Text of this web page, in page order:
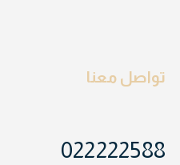
تواصل معنا
022222588